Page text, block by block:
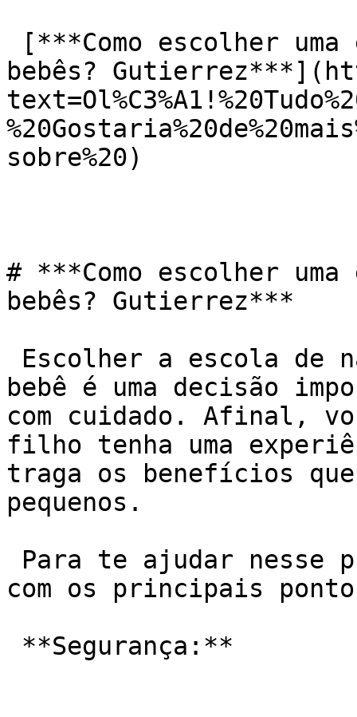
bebês?
sobre%20)
# ***Como escolher
bebês? Gutierrez***
bebê é uma decisão
com cuidado. Afinal,
filho tenha uma
traga os benefícios
pequenos.
com os principais